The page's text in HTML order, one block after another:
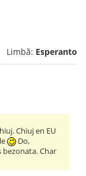
Limbă: Esperanto
Chiuj en EU
Do,
bezonata. Char